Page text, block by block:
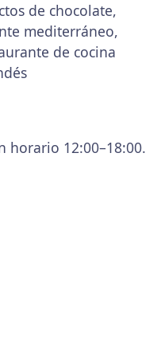
de chocolate,
mediterráneo,
de cocina
horario 12:00–18:00.